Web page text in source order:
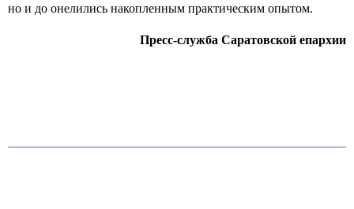
но и до онелились накопленным практическим опытом.
Пресс-служба Саратовской епархии